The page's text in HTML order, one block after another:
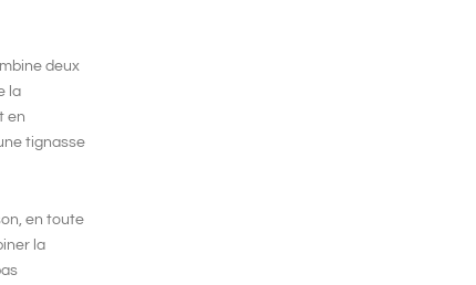
deux
la
en
tignasse
en toute
la